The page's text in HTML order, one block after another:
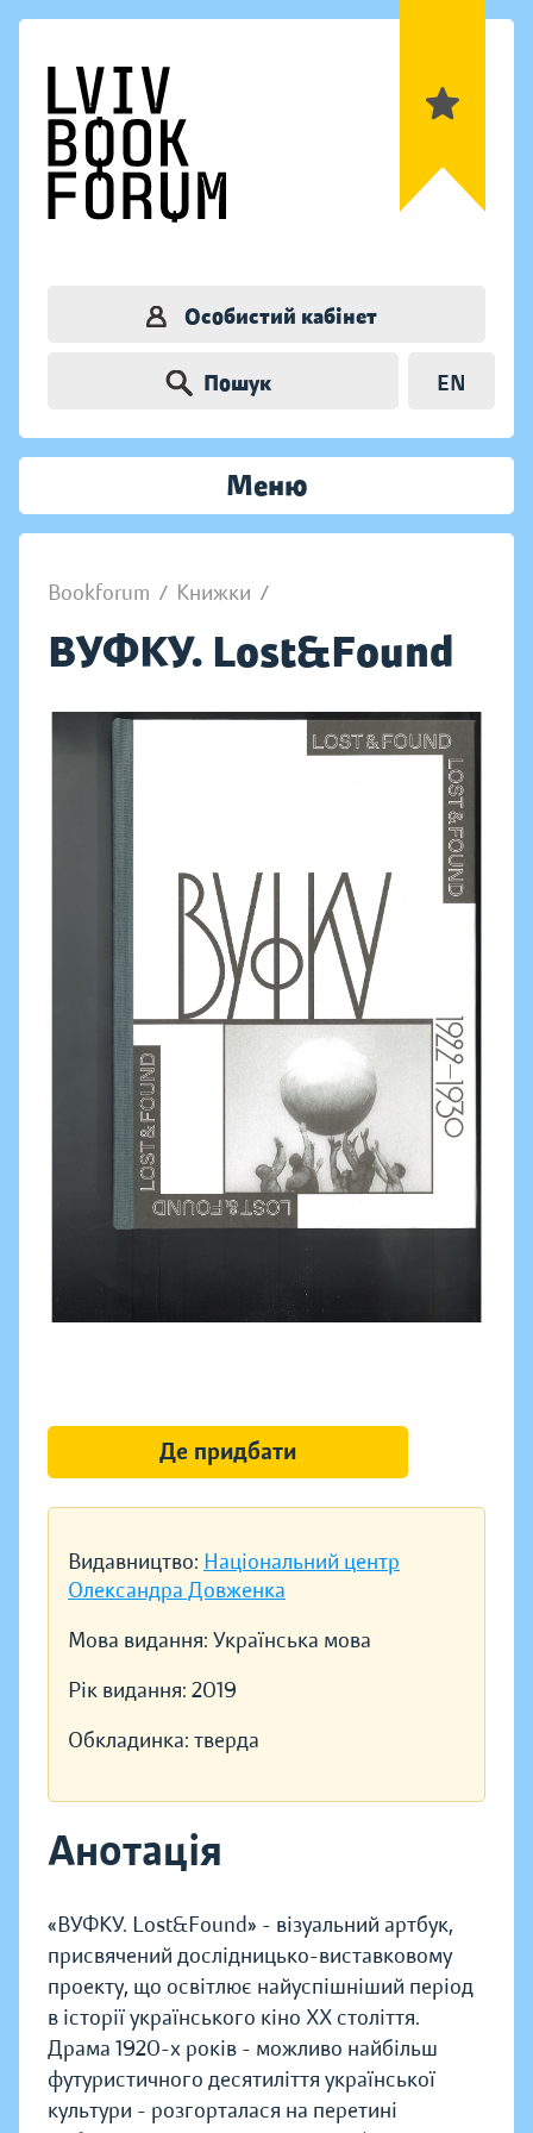
Особистий кабінет
Пошук EN
Меню
Bookforum / Книжки /
ВУФКУ. Lost&Found
Видавництво: Національний центр
Олександра Довженка
Мова видання: Українська мова
Рік видання: 2019
Обкладинка: тверда
Анотація
«ВУФКУ. Lost&Found» - візуальний артбук,
присвячений дослідницько-виставковому
проекту, що освітлює найуспішніший період
в історії українського кіно ХХ століття.
Драма 1920-х років - можливо найбільш
футуристичного десятиліття української
культури - розгорталася на перетині
Де придбати